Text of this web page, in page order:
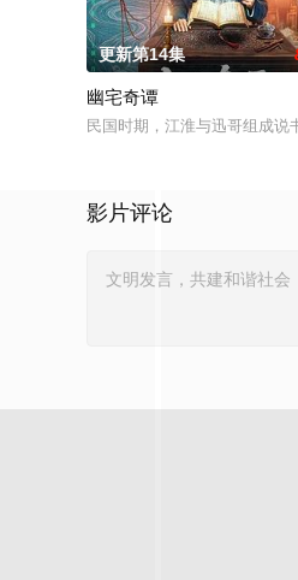
更新第14集
幽宅奇谭
民国时期，江淮与迅哥组成说
影片评论